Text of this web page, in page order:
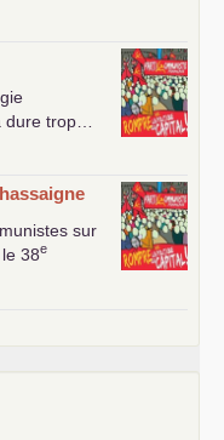
dure trop…
sur
38e